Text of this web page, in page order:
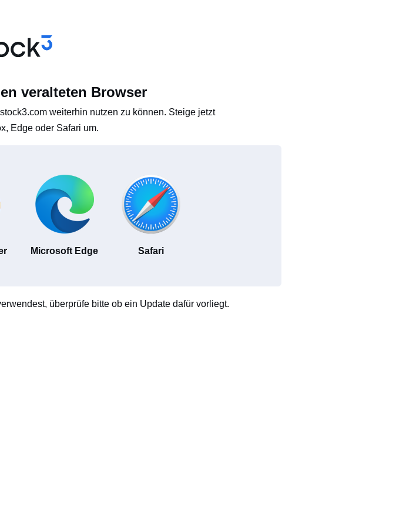
veralteten Browser
weiterhin nutzen zu können. Steige jetzt
Edge oder Safari um.
Microsoft Edge Safari
überprüfe bitte ob ein Update dafür vorliegt.